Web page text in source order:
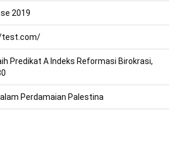
2019
test.com/
Predikat A Indeks Reformasi Birokrasi,
Perdamaian Palestina